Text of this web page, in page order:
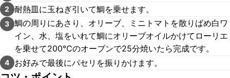
2 耐熱皿に玉ねぎ引いて鯛を乗せます。
3 鯛の周りにあさり、オリーブ、ミニトマトを散りばめ白ワ
イン、水、塩をいれて鯛にオリーブオイルかけてローリエ
を乗せて200℃のオーブンで25分焼いたら完成です。
4 お好みで最後にパセリを振りかけます。